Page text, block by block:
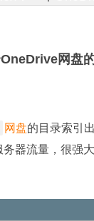
网盘
网盘的目录索引
器流量，很强大